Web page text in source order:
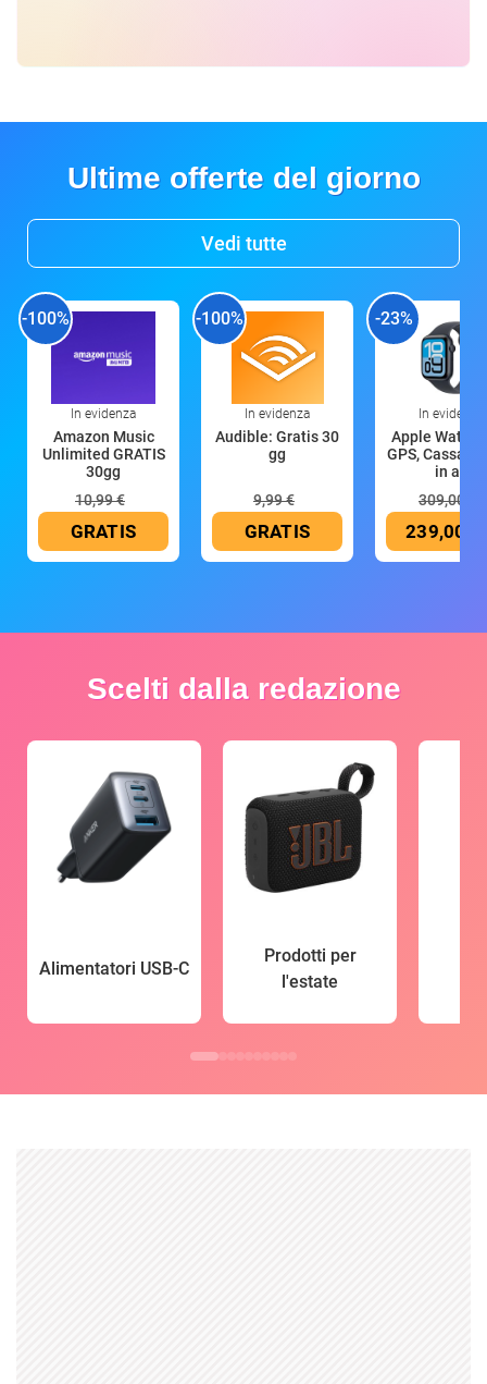
Ultime offerte del giorno
Vedi tutte
-100%
In evidenza
Amazon Music
Unlimited GRATIS
30gg
10,99 €
GRATIS
-100%
In evidenza
Audible: Gratis 30
gg
9,99 €
GRATIS
-23%
In evidenza
Apple Watch
GPS, Cassa
in all
309,00 €
239,00 €
Scelti dalla redazione
Alimentatori USB-C
Prodotti per
l'estate